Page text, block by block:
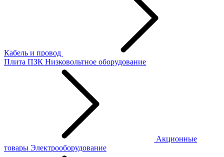
Кабель и провод
Плита ПЗК Низковольтное оборудование
Акционные
товары Электрооборудование